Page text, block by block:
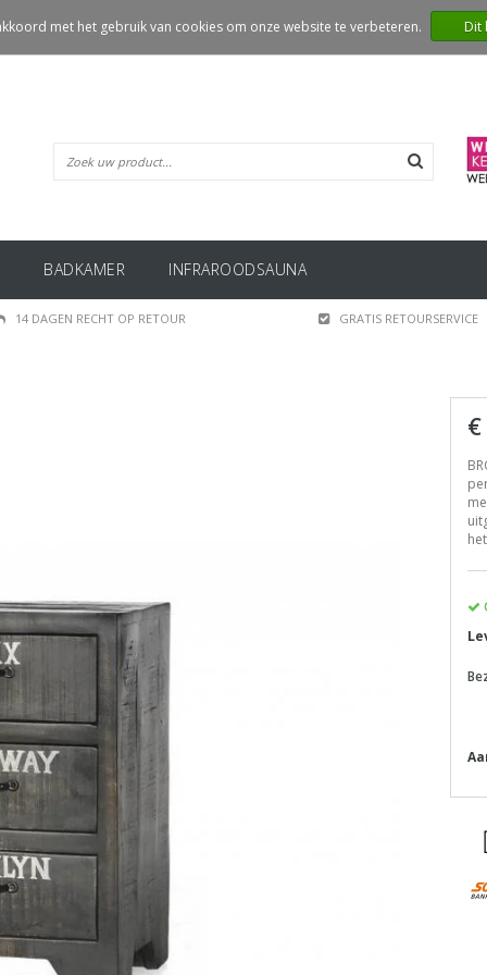
BADKAMER INFRAROODSAUNA
14 DAGEN RECHT OP RETOUR GRATIS RETOURSERVICE
met het gebruik van cookies om onze website te verbeteren. Dit